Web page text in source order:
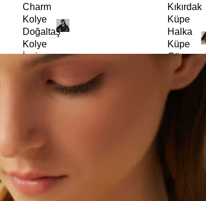
Charm
Kolye
Doğaltaş
Kolye
İnci
Kolye
Choker
Kolye
Kolye
Kıkırdak
Küpe
Halka
Küpe
Göz
Küpe
Charm
Küpe
Yonca